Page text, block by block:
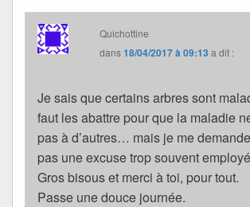
Quichottine
dans18/04/2017 à 09:13 a dit :
Je sais que certains arbres sont
faut les abattre pour que la maladie
pas à d’autres… mais je me
pas une excuse trop souvent
Gros bisous et merci à toi, pour tout.
Passe une douce journée.